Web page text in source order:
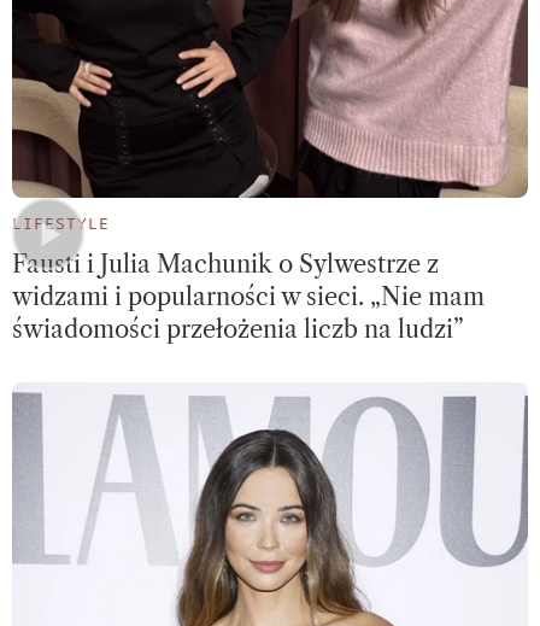
LIFESTYLE
Fausti i Julia Machunik o Sylwestrze z
widzami i popularności w sieci. „Nie mam
świadomości przełożenia liczb na ludzi”